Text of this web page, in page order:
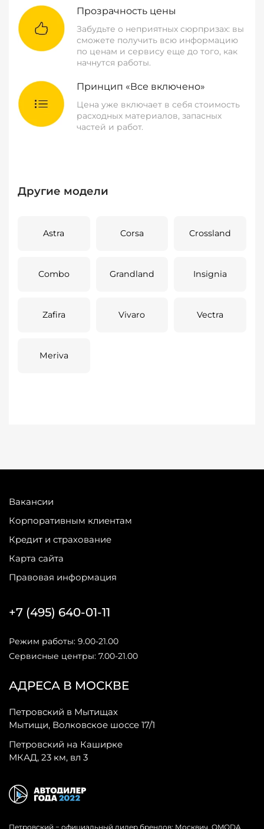
Прозрачность цены
Забудьте о неприятных сюрпризах: вы
сможете получить всю информацию
по ценам и сервису еще до того, как
начнутся работы.
Принцип «Все включено»
Цена уже включает в себя стоимость
расходных материалов, запасных
частей и работ.
Другие модели
Astra Corsa Crossland
Combo Grandland Insignia
Zafira Vivaro Vectra
Meriva
Вакансии
Корпоративным клиентам
Кредит и страхование
Карта сайта
Правовая информация
АДРЕСА В МОСКВЕ
Петровский в Мытищах
Мытищи, Волковское шоссе 17/1
Петровский на Каширке
МКАД, 23 км, вл 3
+7 (495) 640-01-11
Режим работы: 9.00-21.00
Сервисные центры: 7.00-21.00
Петровский − официальный дилер брендов: Москвич, OMODA,